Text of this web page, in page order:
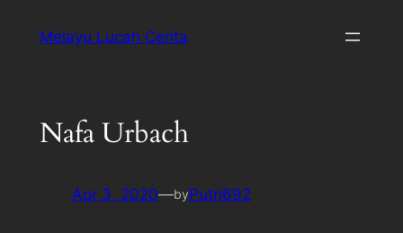
Melayu Lucah Cerita
Nafa Urbach
Apr 3, 2020—byPutri692